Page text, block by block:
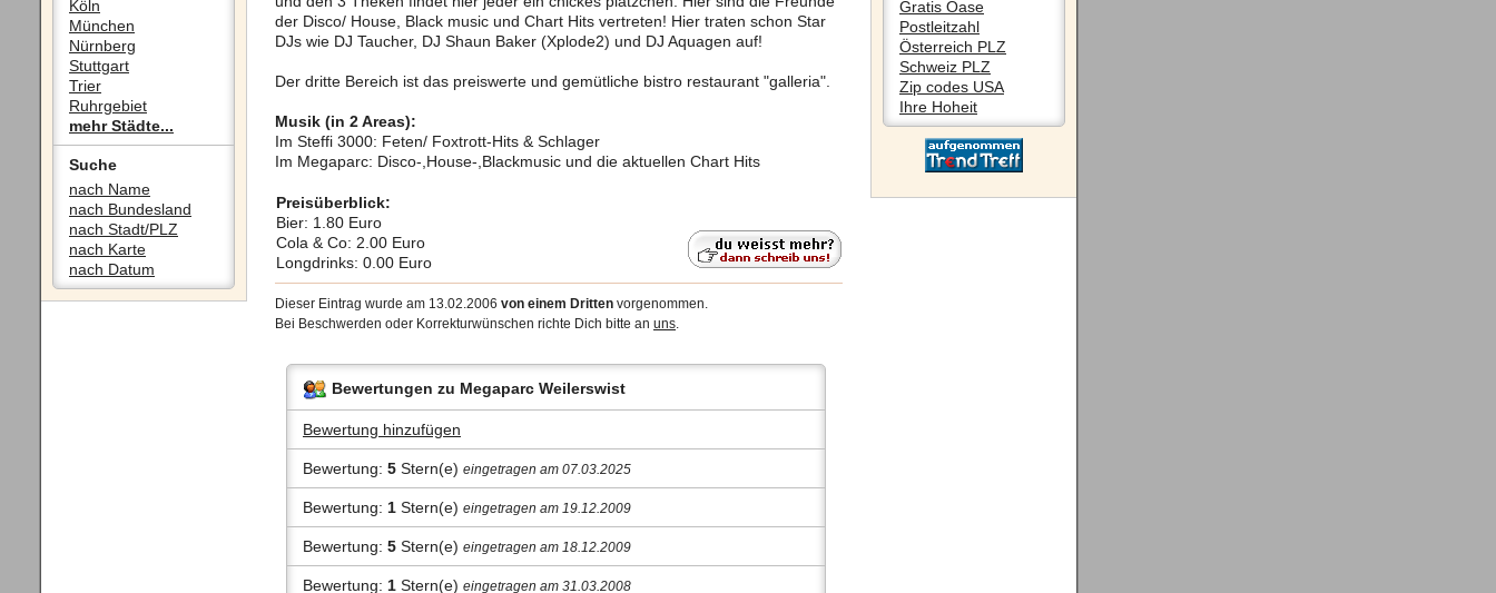
Köln
München
Nürnberg
Stuttgart
Trier
Ruhrgebiet
mehr Städte...
Suche
nach Name
nach Bundesland
nach Stadt/PLZ
nach Karte
nach Datum
Gratis Oase
Postleitzahl
Österreich PLZ
Schweiz PLZ
Zip codes USA
Ihre Hoheit
der Disco/ House, Black music und Chart Hits vertreten! Hier traten schon Star
DJs wie DJ Taucher, DJ Shaun Baker (Xplode2) und DJ Aquagen auf!
Der dritte Bereich ist das preiswerte und gemütliche bistro restaurant "galleria".
Musik (in 2 Areas):
Im Steffi 3000: Feten/ Foxtrott-Hits & Schlager
Im Megaparc: Disco-,House-,Blackmusic und die aktuellen Chart Hits
Preisüberblick:
Bier: 1.80 Euro
Cola & Co: 2.00 Euro
Longdrinks: 0.00 Euro
Dieser Eintrag wurde am 13.02.2006 von einem Dritten vorgenommen.
Bei Beschwerden oder Korrekturwünschen richte Dich bitte an uns.
Bewertungen zu Megaparc Weilerswist
Bewertung hinzufügen
Bewertung: 5 Stern(e) eingetragen am 07.03.2025
Bewertung: 1 Stern(e) eingetragen am 19.12.2009
Bewertung: 5 Stern(e) eingetragen am 18.12.2009
Bewertung: 1 Stern(e) eingetragen am 31.03.2008